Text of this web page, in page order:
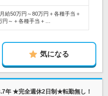
給50万円～80万円＋各種手当＋
円～＋各種手当＋…
気になる
年 ★完全週休2日制★転勤無し！